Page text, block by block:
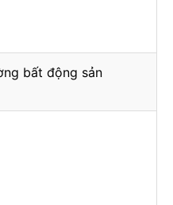
bất động sản